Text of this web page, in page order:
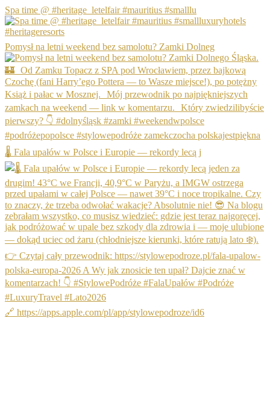
Spa time @ #heritage_letelfair #mauritius #smalllu
Pomysł na letni weekend bez samolotu? Zamki Dolneg
🌡️ Fala upałów w Polsce i Europie — rekordy lecą j
🔗 https://apps.apple.com/pl/app/stylowepodroze/id6